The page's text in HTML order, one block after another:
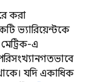
করা
ভ্যারিয়েন্টকে
এ
যদি একাধিক